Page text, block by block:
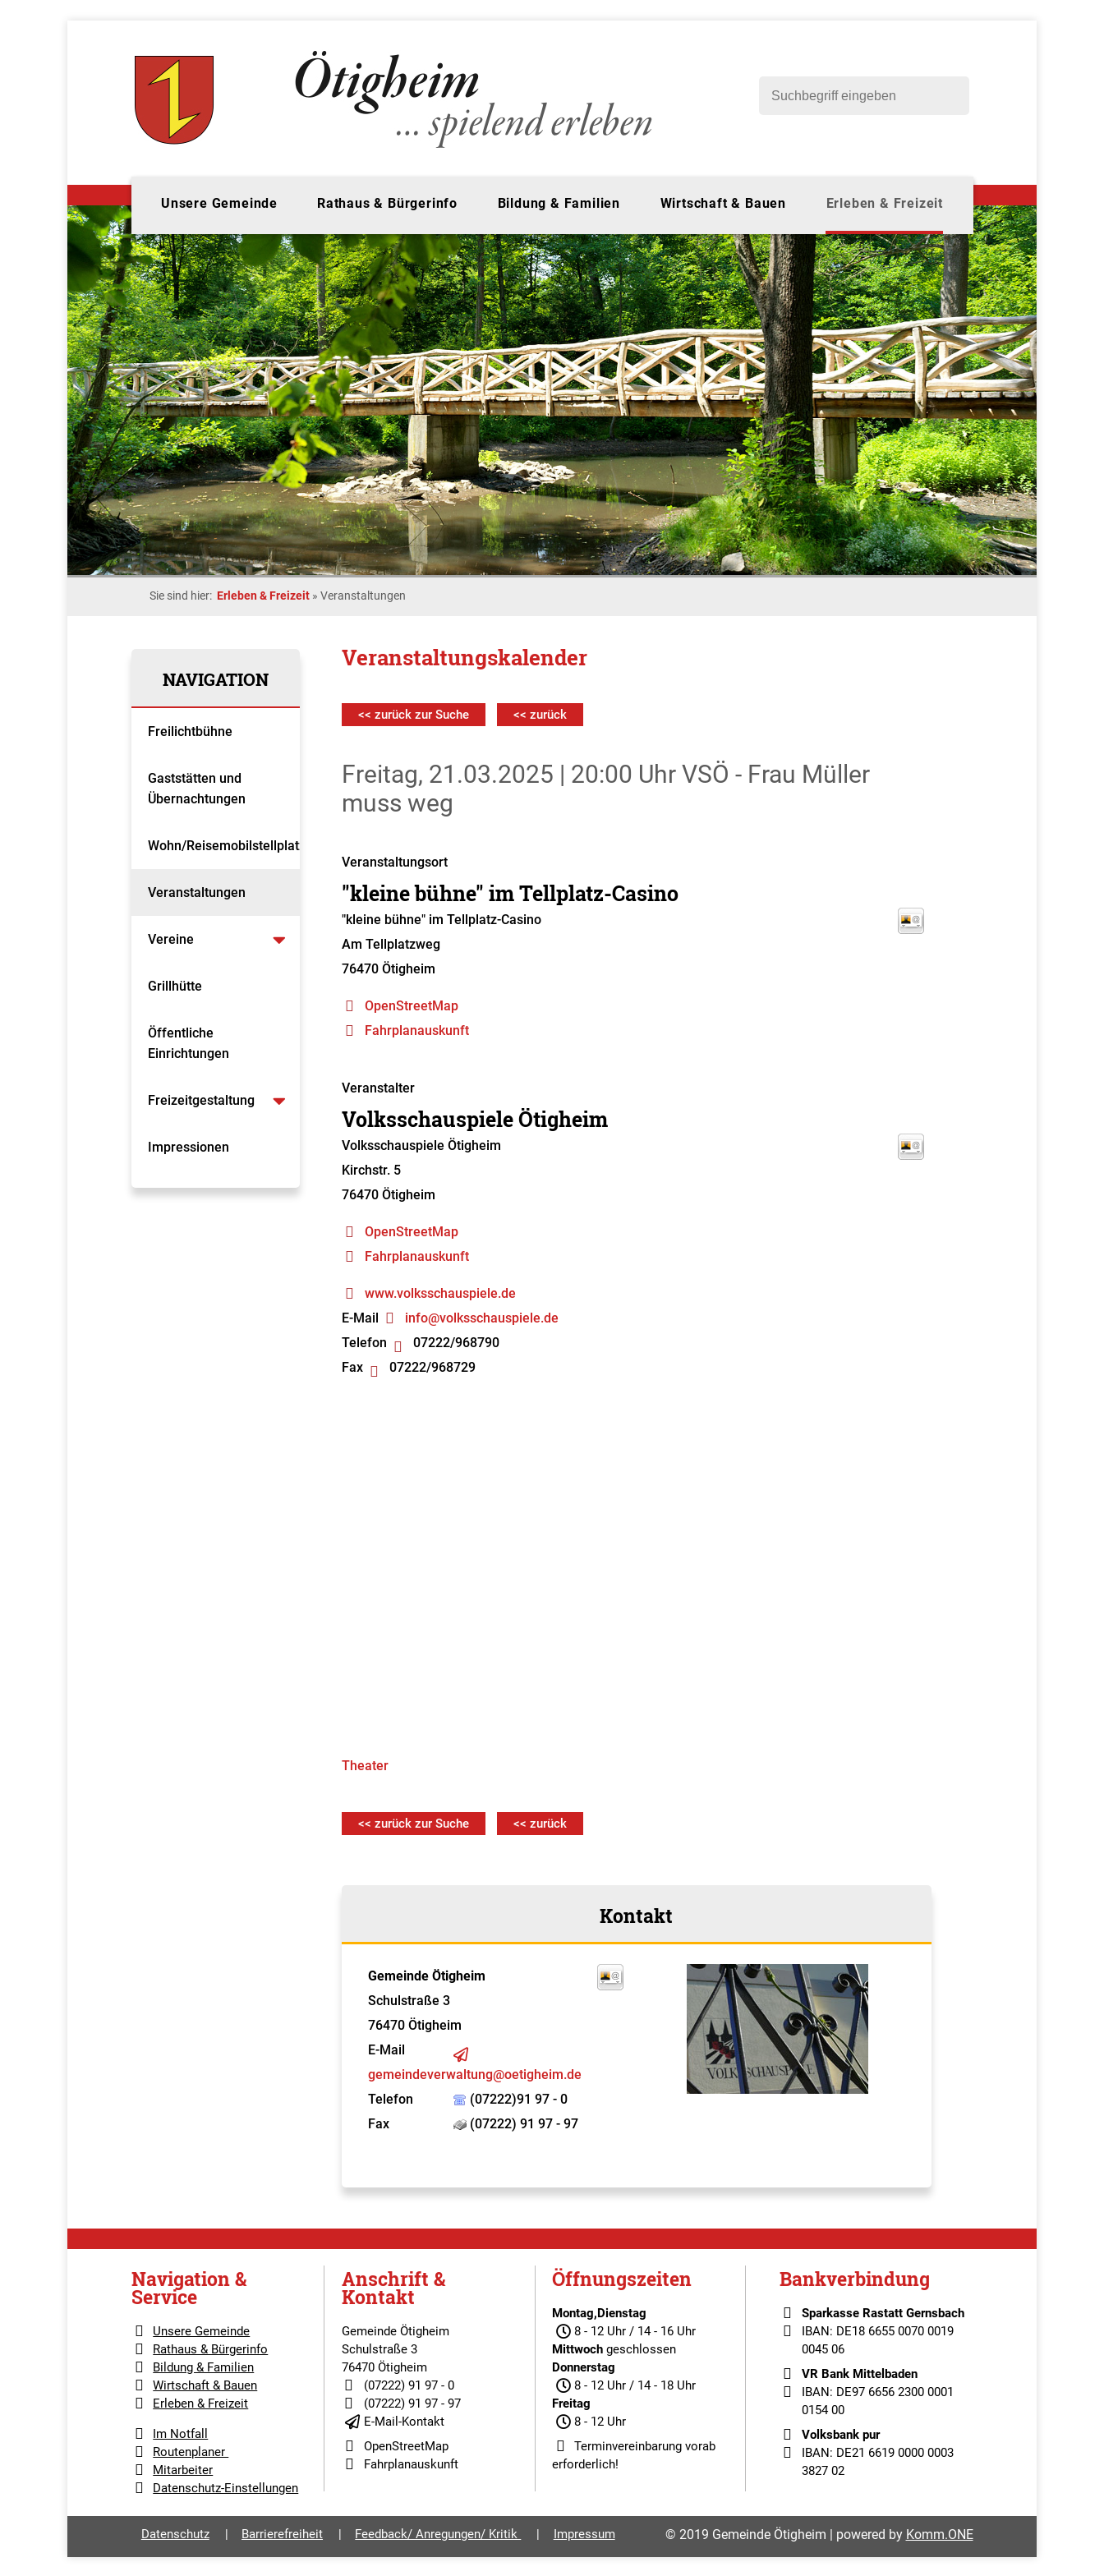
Unsere Gemeinde Rathaus & Bürgerinfo Bildung & Familien Wirtschaft & Bauen Erleben & Freizeit
Sie sind hier: Erleben & Freizeit » Veranstaltungen
NAVIGATION
Freilichtbühne
Gaststätten und
Übernachtungen
Wohn/Reisemobilstellplatz
Veranstaltungen
Vereine
Grillhütte
Öffentliche
Einrichtungen
Freizeitgestaltung
Impressionen
Veranstaltungskalender
<< zurück zur Suche << zurück
Freitag, 21.03.2025 | 20:00 UhrVSÖ - Frau Müller
muss weg
Veranstaltungsort
"kleine bühne" im Tellplatz-Casino
"kleine bühne" im Tellplatz-Casino
Am Tellplatzweg
76470 Ötigheim
OpenStreetMap
Fahrplanauskunft
Veranstalter
Volksschauspiele Ötigheim
Volksschauspiele Ötigheim
Kirchstr. 5
76470 Ötigheim
OpenStreetMap
Fahrplanauskunft
www.volksschauspiele.de
E-Mail
info@volksschauspiele.de
Telefon
07222/968790
Fax
07222/968729
Theater
<< zurück zur Suche << zurück
Kontakt
Gemeinde Ötigheim
Schulstraße 3
76470 Ötigheim
E-Mail
gemeindeverwaltung@oetigheim.de
Telefon
(07222)91 97 - 0
Fax
(07222) 91 97 - 97
Navigation &
Service
Unsere Gemeinde
Rathaus & Bürgerinfo
Bildung & Familien
Wirtschaft & Bauen
Erleben & Freizeit
Im Notfall
Routenplaner
Mitarbeiter
Datenschutz-Einstellungen
Anschrift &
Kontakt
Gemeinde Ötigheim
Schulstraße 3
76470 Ötigheim
(07222) 91 97 - 0
(07222) 91 97 - 97
E-Mail-Kontakt
OpenStreetMap
Fahrplanauskunft
Öffnungszeiten
Montag,Dienstag
8 - 12 Uhr / 14 - 16 Uhr
Mittwoch geschlossen
Donnerstag
8 - 12 Uhr / 14 - 18 Uhr
Freitag
8 - 12 Uhr
Terminvereinbarungvorab
erforderlich!
Bankverbindung
Sparkasse Rastatt Gernsbach
IBAN: DE18 6655 0070 0019
0045 06
VR Bank Mittelbaden
IBAN: DE97 6656 2300 0001
0154 00
Volksbank pur
IBAN: DE21 6619 0000 0003
3827 02
Datenschutz Barrierefreiheit Feedback/ Anregungen/ Kritik Impressum © 2019 Gemeinde Ötigheim | powered by Komm.ONE